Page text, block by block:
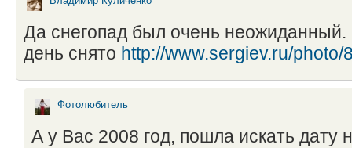
Да снегопад был очень неожиданный.
день снято http://www.sergiev.ru/photo/
Фотолюбитель
А у Вас 2008 год, пошла искать дату